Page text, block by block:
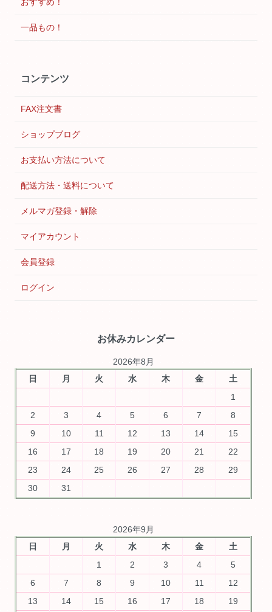
おすすめ！
一品もの！
コンテンツ
FAX注文書
ショップブログ
お支払い方法について
配送方法・送料について
メルマガ登録・解除
マイアカウント
会員登録
ログイン
お休みカレンダー
2026年8月
日
月 火 水 木 金
土
1
2
3 4 5 6 7
8
9
10 11 12 13 14
15
16
17 18 19 20 21
22
23
24 25 26 27 28
29
30
31
2026年9月
日
月 火 水 木 金
土
1
2 3 4
5
6
7 8 9 10 11
12
13
14 15 16 17 18
19